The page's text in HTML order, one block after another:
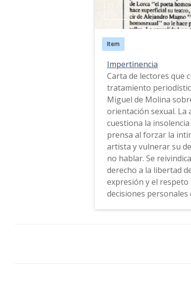
Item
Impertinencia
Carta de lectores que
tratamiento
Miguel de Molina
orientación sexual. La
cuestiona la insolencia
prensa al forzar la
artista y vulnerar su
no hablar. Se
derecho a la libertad
expresión y el respeto
decisiones personales